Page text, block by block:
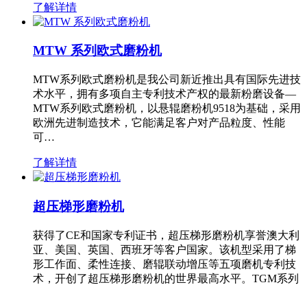
了解详情
MTW 系列欧式磨粉机
MTW系列欧式磨粉机是我公司新近推出具有国际先进技
术水平，拥有多项自主专利技术产权的最新粉磨设备—
MTW系列欧式磨粉机，以悬辊磨粉机9518为基础，采用
欧洲先进制造技术，它能满足客户对产品粒度、性能
可…
了解详情
超压梯形磨粉机
获得了CE和国家专利证书，超压梯形磨粉机享誉澳大利
亚、美国、英国、西班牙等客户国家。该机型采用了梯
形工作面、柔性连接、磨辊联动增压等五项磨机专利技
术，开创了超压梯形磨粉机的世界最高水平。TGM系列